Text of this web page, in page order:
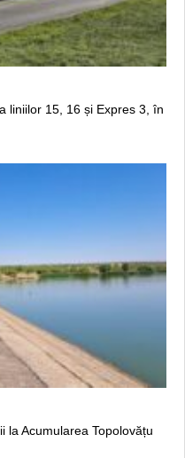
liniilor 15, 16 și Expres 3, în
la Acumularea Topolovățu